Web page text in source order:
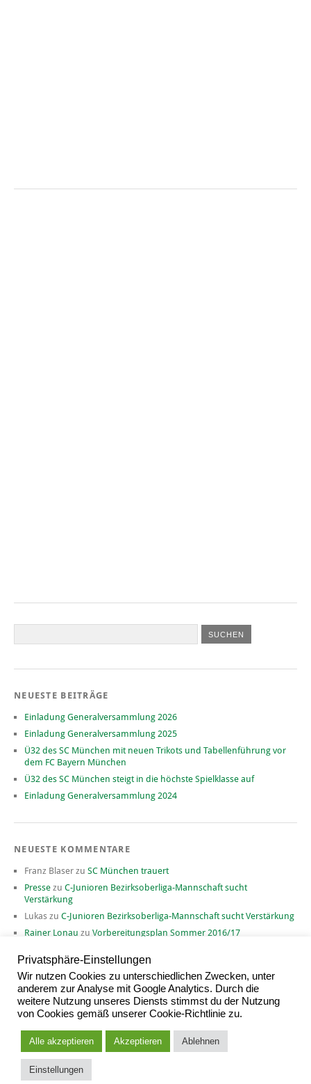
NEUESTE BEITRÄGE
Einladung Generalversammlung 2026
Einladung Generalversammlung 2025
Ü32 des SC München mit neuen Trikots und Tabellenführung vor
dem FC Bayern München
Ü32 des SC München steigt in die höchste Spielklasse auf
Einladung Generalversammlung 2024
NEUESTE KOMMENTARE
Franz Blaser zu SC München trauert
Presse zu C-Junioren Bezirksoberliga-Mannschaft sucht
Verstärkung
Lukas zu C-Junioren Bezirksoberliga-Mannschaft sucht Verstärkung
Rainer Lonau zu Vorbereitungsplan Sommer 2016/17
ARCHIV
Proudly powered by
Privatsphäre-Einstellungen
Wir nutzen Cookies zu unterschiedlichen Zwecken, unter
anderem zur Analyse mit Google Analytics. Durch die
weitere Nutzung unseres Diensts stimmst du der Nutzung
von Cookies gemäß unserer Cookie-Richtlinie zu.
Alle akzeptieren Akzeptieren Ablehnen
Einstellungen